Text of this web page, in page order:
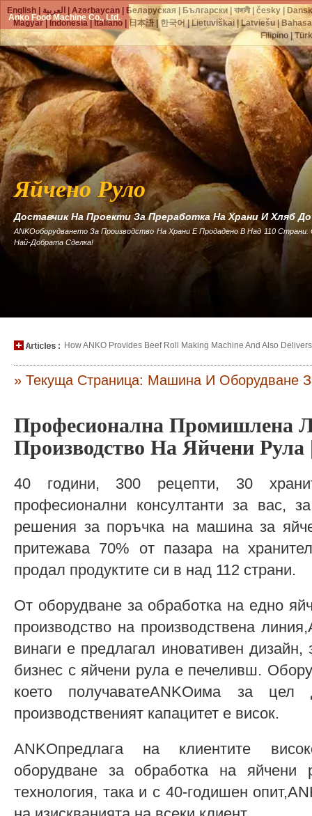
Anko Food Machine Co., Ltd.
Яйчено Руло
Доставчик На Проекти За Преработка На Храни И Хляб
ANKOоборудването За Производство На Храни Е Продадено В Над 110
Най-Добрата Сделка!
How ANKO Provides Beef Roll Making Machine And Also
» Текуща Страница: Машина И Оборудване
Професионална Промишлена
Производство На Яйчени
40 години, 300 рецепти, 30
професионални консултанти за вас,
решения за поръчка на машина за
притежава 70% от пазара на
продал продуктите си в над 112 страни.
От оборудване за обработка на едно
производство на производствена
винаги е предлагал иновативен
бизнес с яйчени рула е печеливш.
което получаватеANKOима за
производственият капацитет е висок.
ANKOпредлага на клиентите
оборудване за обработка на яйчени
технология, така и с 40-годишен
English العربية |Azərbaycan Беларуская Български |বাঙ্গালী|česky
Magyar|Indonesia| Italiano| 日本語|한국어|Lietuviškai|Latviešu|
Filipino|